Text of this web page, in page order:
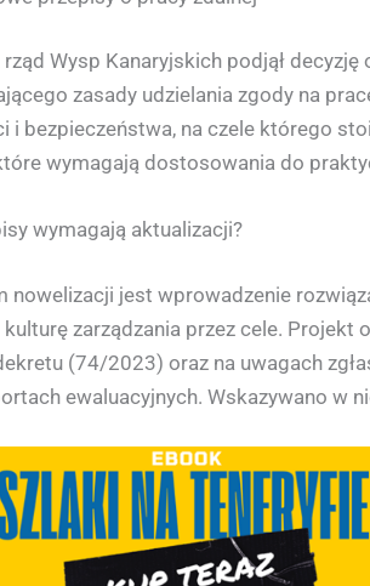
rząd Wysp Kanaryjskich podjął
zasady udzielania zgody na
i bezpieczeństwa, na czele którego
wymagają dostosowania do
wymagają aktualizacji?
nowelizacji jest wprowadzenie
zarządzania przez cele.
(74/2023) oraz na uwagach
ewaluacyjnych. Wskazywano w